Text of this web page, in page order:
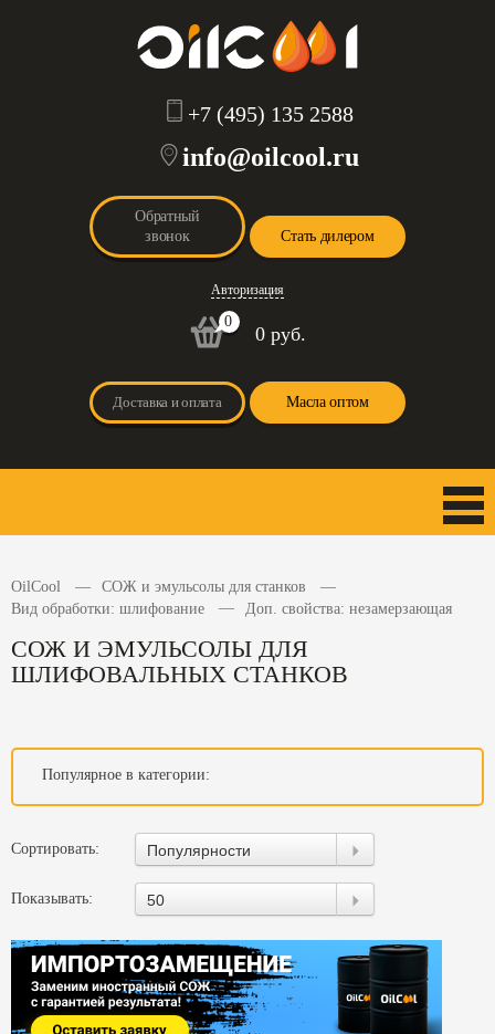
+7 (495) 135 2588
info@oilcool.ru
Обратный
звонок
Стать дилером
Авторизация
0
0 руб.
Доставка и оплата Масла оптом
OilCool
СОЖ и эмульсолы для станков
Вид обработки: шлифование
Доп. свойства: незамерзающая
СОЖ И ЭМУЛЬСОЛЫ ДЛЯ
ШЛИФОВАЛЬНЫХ СТАНКОВ
Популярное в категории:
Сортировать: Популярности
Показывать: 50